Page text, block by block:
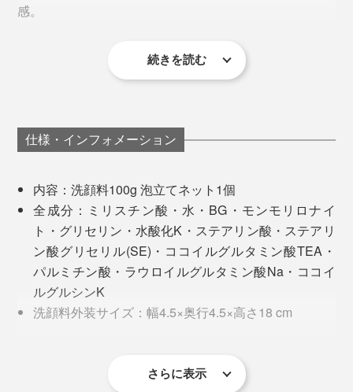
「シリカ」（モロッコ産ガスールで58%、沖縄産琉球ク
チャで53%）であることも判明。
「シリカ」は、コラーゲンやエラスチンを束ねて肌のス
キマを埋め、保水力をサポートする役割があるといわ
れ、健康食品や化粧品に多用される成分。
また、アスベストの含有なし、細菌検査も結果も基準の
1/3以下であることが実証されているので、安心して使
えます。
本品には、そんな「富山クレイ」を乾燥し粉砕、2度の
精製を経て１〜2ミクロンという超微粒子にしたものを
泡を顔全体にのせて、力を入れないようにクルクルなじ
ませ（目の周りは、泡をのせるだけでクルクルしな
い）、朝はこのまま洗い流します。洗い流す時は冷たす
ぎず、温かいと感じない程度のぬるい水がベター。
時間がない場合は、泡立てネットを使わず手で泡立てる
「クレイ洗顔」でもOK。肌への刺激が少ないのはきめ
感。
手ではそれほど泡立たなかったのに、泡立てネットを使
泡にコシがあるから、マッサージしても指が肌に直接届
も泡はヘタってもいません。
続きを読む
仕様・インフォメーション
内容：洗顔料100g 泡立てネット1個
全成分：ミリスチン酸・水・BG・モンモリロナイ
ト・グリセリン・水酸化K・ステアリン酸・ステアリ
ン酸グリセリル(SE)・ココイルグルタミン酸TEA・
パルミチン酸・ラウロイルグルタミン酸Na・ココイ
ルグルシンK
洗顔料外装サイズ：幅4.5×奥行4.5×高さ18 cm
※無香料、無着色、無鉱物油(界面活性剤)
※万が一異常がありましたら使用を中止し、皮膚科専門医にご相談下さい。
さらに表示